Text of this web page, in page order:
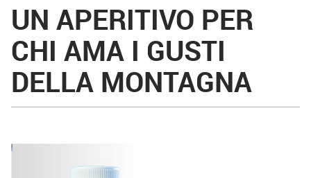
UN APERITIVO PER
CHI AMA I GUSTI
DELLA MONTAGNA